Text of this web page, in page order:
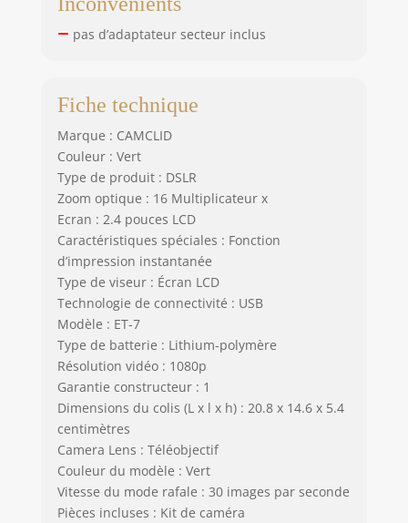
une charge
densité
prise de vue en
rafale, un time-
lapse, une variété
de filtres et de
différents.
pour enfants n'est
jouet. C'est une
porte d'entrée vers
un monde de
créativité et de
pas d’adaptateur secteur inclus
Fiche technique
Marque : CAMCLID
Couleur : Vert
Type de produit : DSLR
Zoom optique : 16 Multiplicateur x
Ecran : 2.4 pouces LCD
Caractéristiques spéciales : Fonction
d’impression instantanée
Type de viseur : Écran LCD
Technologie de connectivité : USB
Modèle : ET-7
Type de batterie : Lithium-polymère
Résolution vidéo : 1080p
Garantie constructeur : 1
Dimensions du colis (L x l x h) : 20.8 x 14.6 x 5.4
centimètres
Camera Lens : Téléobjectif
Couleur du modèle : Vert
Vitesse du mode rafale : 30 images par seconde
Pièces incluses : Kit de caméra